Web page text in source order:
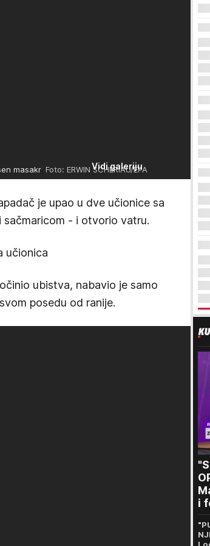
Vidi galeriju
masakr Foto: ERWIN SCHERIAU/EPA
je upao u dve učionice sa
- i otvorio vatru.
učionica
ubistva, nabavio je samo
posedu od ranije.
i